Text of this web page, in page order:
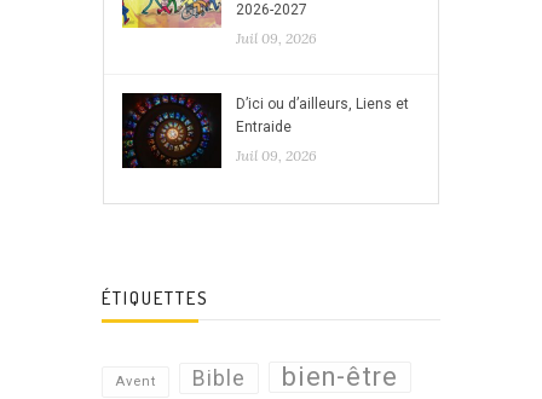
2026-2027
Juil 09, 2026
D’ici ou d’ailleurs, Liens et
Entraide
Juil 09, 2026
ÉTIQUETTES
Avent Bible bien-être